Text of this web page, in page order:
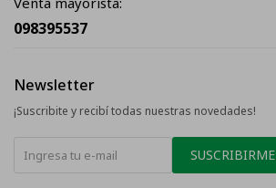
098395537
Newsletter
¡Suscribite y recibí todas nuestras novedades!
SUSCRIBIRME